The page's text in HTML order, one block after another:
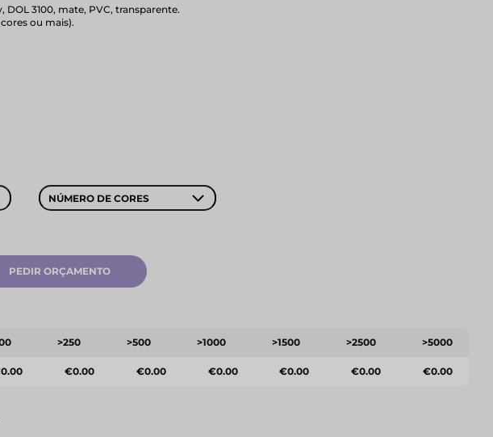
3100, mate, PVC, transparente.
ou mais).
NÚMERO DE CORES
PEDIR ORÇAMENTO
>250 >500 >1000 >1500 >2500 >5000
€0.00 €0.00 €0.00 €0.00 €0.00 €0.00